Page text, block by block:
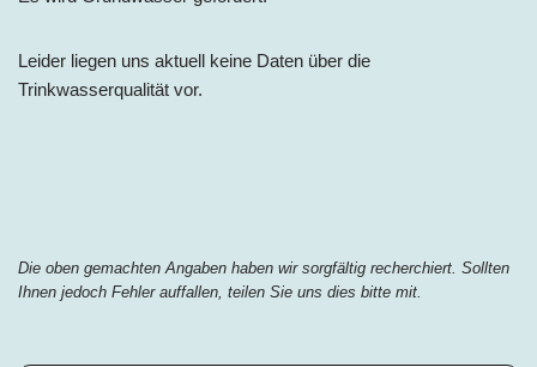
Leider liegen uns aktuell keine Daten über die
Trinkwasserqualität vor.
Die oben gemachten Angaben haben wir sorgfältig recherchiert. Sollten
Ihnen jedoch Fehler auffallen, teilen Sie uns dies bitte mit.